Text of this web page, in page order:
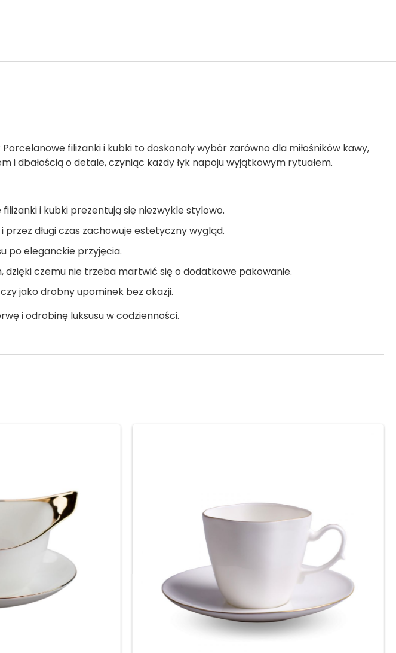
filiżanki i kubki to doskonały wybór zarówno dla miłośników kawy,
dbałością o detale, czyniąc każdy łyk napoju wyjątkowym rytuałem.
i kubki prezentują się niezwykle stylowo.
długi czas zachowuje estetyczny wygląd.
po eleganckie przyjęcia.
czemu nie trzeba martwić się o dodatkowe pakowanie.
jako drobny upominek bez okazji.
i odrobinę luksusu w codzienności.